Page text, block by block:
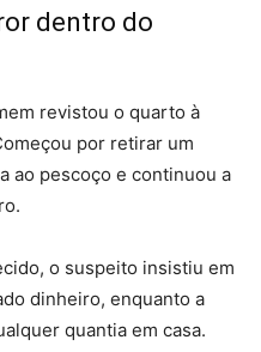
dentro do
revistou o quarto à
por retirar um
ao pescoço e continuou a
o suspeito insistiu em
dinheiro, enquanto a
quantia em casa.